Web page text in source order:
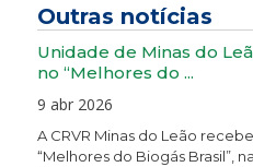
Outras notícias
Unidade de Minas do
no “Melhores do ...
9 abr 2026
A CRVR Minas do Leão
“Melhores do Biogás Brasil”,